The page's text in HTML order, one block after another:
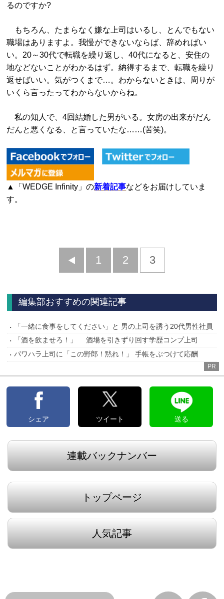
るのですか?
もちろん、たまらなく嫌な上司はいるし、とんでもない
職場はありますよ。我慢ができないならば、辞めればい
い。20～30代で転職を繰り返し、40代になると、安住の
地などないことがわかるはず。納得するまで、転職を繰り
返せばいい。気がつくまで…。わからないときは、周りが
いくら言ったってわからないからね。
私の知人で、4回結婚した男がいる。女房の出来がだん
だんと悪くなる、と言っていたな……(苦笑)。
▲「WEDGE Infinity」の新着記事などをお届けしていま
す。
前
1 2 3
編集部おすすめの関連記事
「一緒に食事をしてください」と 男の上司を誘う20代男性社員
「酒を飲ませろ！」 酒場を引きずり回す学歴コンプ上司
パワハラ上司に「この野郎！黙れ！」 手帳をぶつけて応酬
PR
シェア ツイート 送る
連載バックナンバー
トップページ
人気記事